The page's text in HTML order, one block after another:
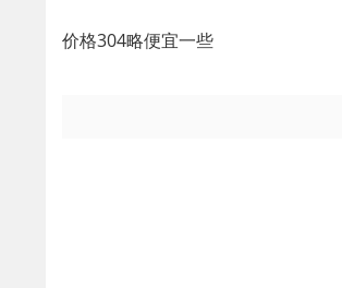
价格304略便宜一些